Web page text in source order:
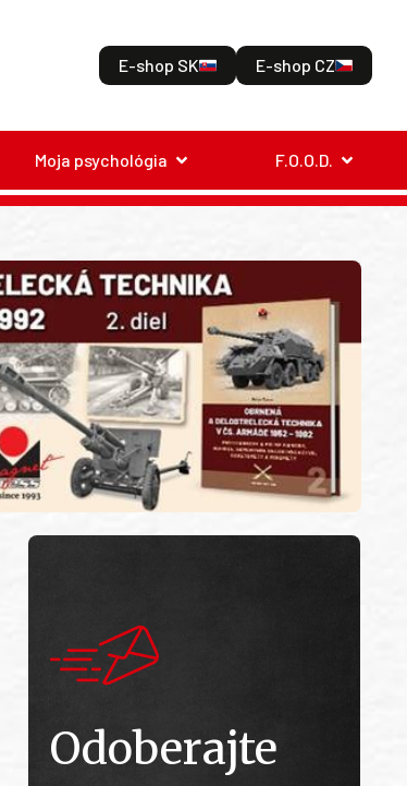
E-shop SK E-shop CZ
Moja psychológia F.O.O.D.
Odoberajte